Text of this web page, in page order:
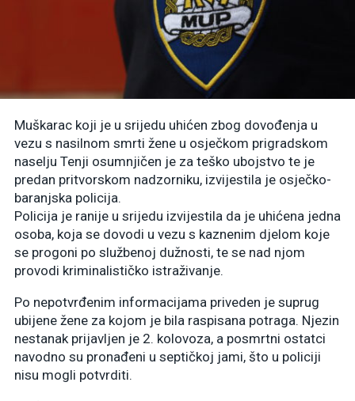
Muškarac koji je u srijedu uhićen zbog dovođenja u
vezu s nasilnom smrti žene u osječkom prigradskom
naselju Tenji osumnjičen je za teško ubojstvo te je
predan pritvorskom nadzorniku, izvijestila je osječko-
baranjska policija.
Policija je ranije u srijedu izvijestila da je uhićena jedna
osoba, koja se dovodi u vezu s kaznenim djelom koje
se progoni po službenoj dužnosti, te se nad njom
provodi kriminalističko istraživanje.
Po nepotvrđenim informacijama priveden je suprug
ubijene žene za kojom je bila raspisana potraga. Njezin
nestanak prijavljen je 2. kolovoza, a posmrtni ostatci
navodno su pronađeni u septičkoj jami, što u policiji
nisu mogli potvrditi.